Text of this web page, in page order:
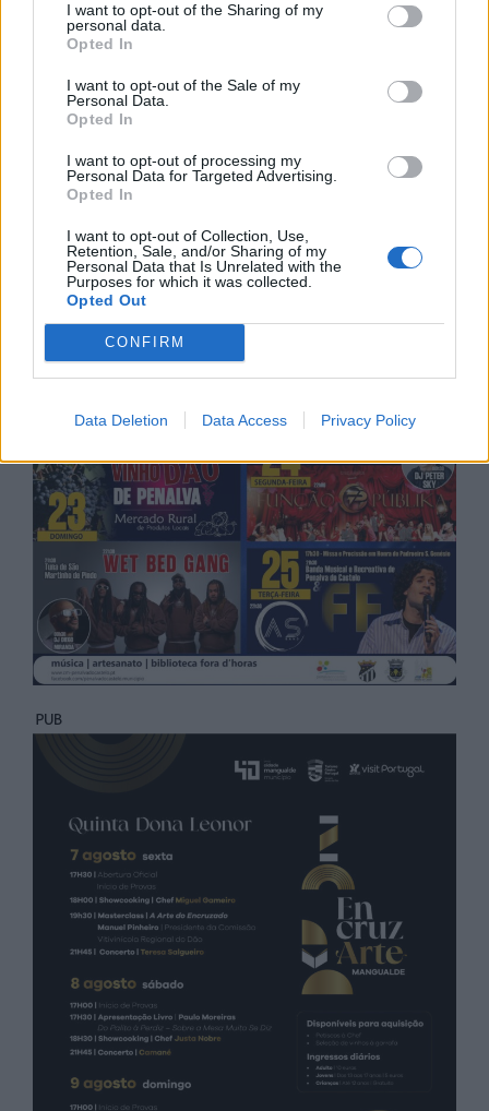
I want to opt-out of the Sharing of my
personal data.
Opted In
I want to opt-out of the Sale of my
Personal Data.
Opted In
I want to opt-out of processing my
Personal Data for Targeted Advertising.
Opted In
I want to opt-out of Collection, Use,
Retention, Sale, and/or Sharing of my
Personal Data that Is Unrelated with the
Purposes for which it was collected.
Opted Out
CONFIRM
Data Deletion Data Access Privacy Policy